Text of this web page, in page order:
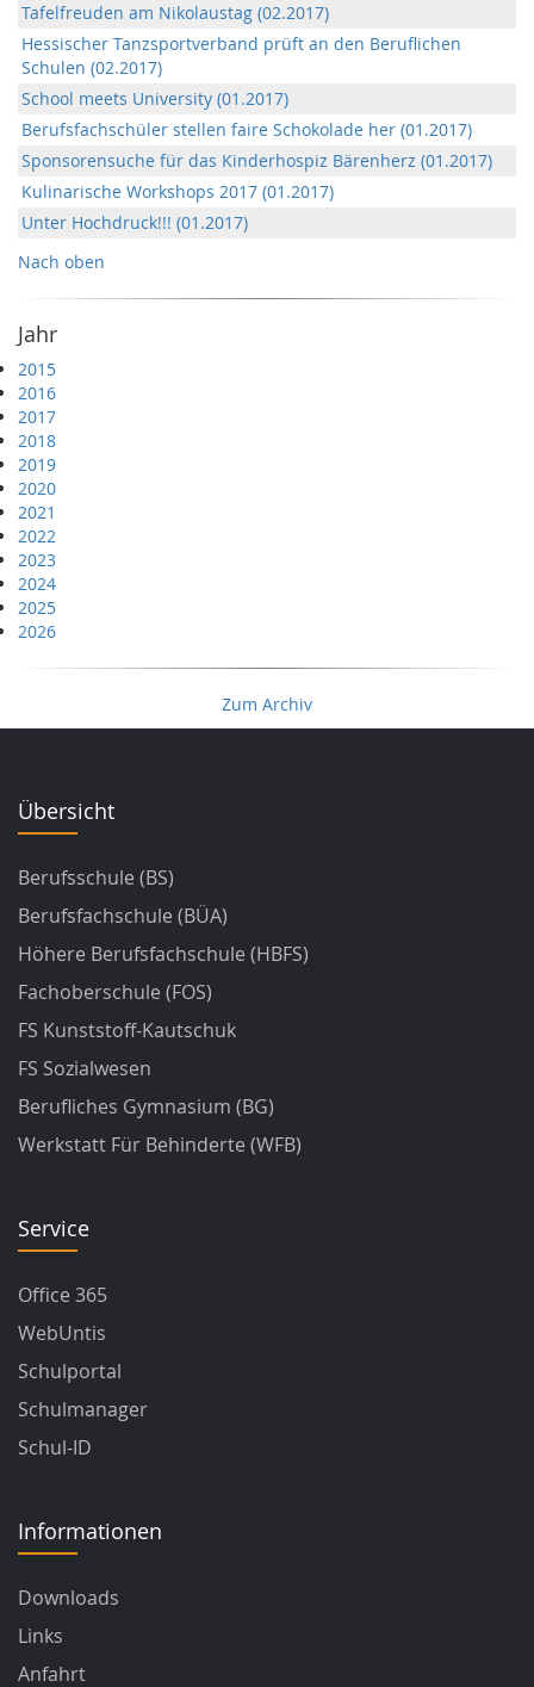
Tafelfreuden am Nikolaustag (02.2017)
Hessischer Tanzsportverband prüft an den Beruflichen
Schulen (02.2017)
School meets University (01.2017)
Berufsfachschüler stellen faire Schokolade her (01.2017)
Sponsorensuche für das Kinderhospiz Bärenherz (01.2017)
Kulinarische Workshops 2017 (01.2017)
Unter Hochdruck!!! (01.2017)
Nach oben
Jahr
2015
2016
2017
2018
2019
2020
2021
2022
2023
2024
2025
2026
Zum Archiv
Übersicht
Berufsschule (BS)
Berufsfachschule (BÜA)
Höhere Berufsfachschule (HBFS)
Fachoberschule (FOS)
FS Kunststoff-Kautschuk
FS Sozialwesen
Berufliches Gymnasium (BG)
Werkstatt Für Behinderte (WFB)
Service
Office 365
WebUntis
Schulportal
Schulmanager
Schul-ID
Informationen
Downloads
Links
Anfahrt